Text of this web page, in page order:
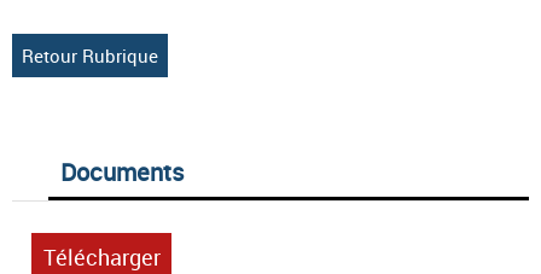
Retour Rubrique
Documents
Télécharger